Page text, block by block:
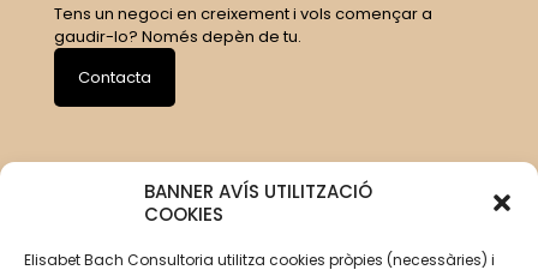
BANNER AVÍS UTILITZACIÓ
COOKIES
Elisabet Bach Consultoria utilitza cookies pròpies (necessàries) i
Tens un negoci en creixement i vols començar a
gaudir-lo? Només depèn de tu.
Contacta